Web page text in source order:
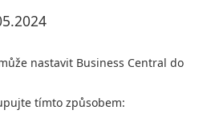
nastavit Business Central do
tímto způsobem: